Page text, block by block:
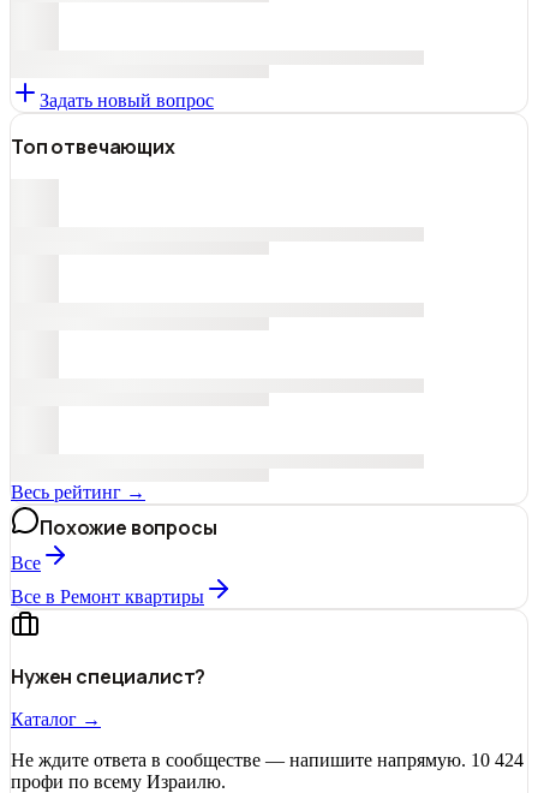
Задать новый вопрос
Топ отвечающих
Весь рейтинг →
Похожие вопросы
Все
Все в Ремонт квартиры
Нужен специалист?
Каталог →
Не ждите ответа в сообществе — напишите напрямую. 10 424
профи по всему Израилю.